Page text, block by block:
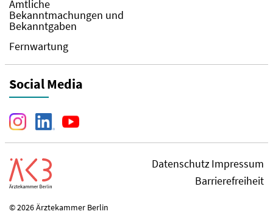
Amtliche
Bekanntmachungen und
Bekanntgaben
Fernwartung
Social Media
DatenschutzImpressum
Barrierefreiheit
© 2026 Ärztekammer Berlin